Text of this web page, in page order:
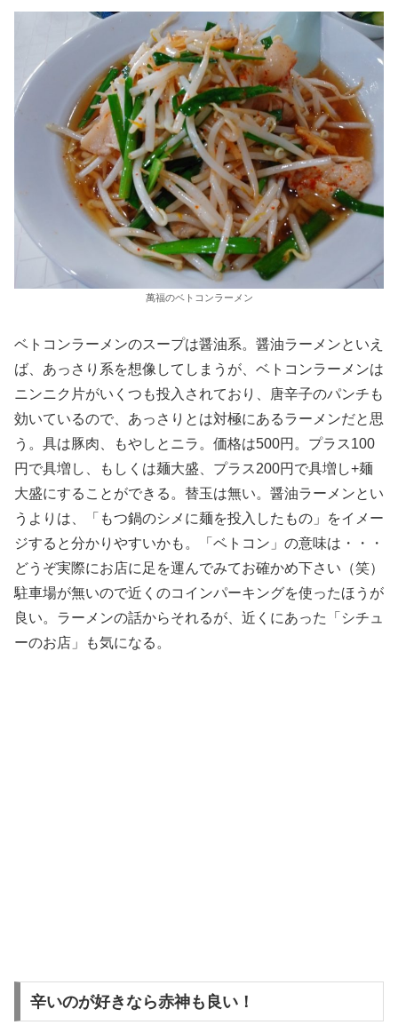
萬福のベトコンラーメン
ベトコンラーメンのスープは醤油系。醤油ラーメンといえ
ば、あっさり系を想像してしまうが、ベトコンラーメンは
ニンニク片がいくつも投入されており、唐辛子のパンチも
効いているので、あっさりとは対極にあるラーメンだと思
う。具は豚肉、もやしとニラ。価格は500円。プラス100
円で具増し、もしくは麺大盛、プラス200円で具増し+麺
大盛にすることができる。替玉は無い。醤油ラーメンとい
うよりは、「もつ鍋のシメに麺を投入したもの」をイメー
ジすると分かりやすいかも。「ベトコン」の意味は・・・
どうぞ実際にお店に足を運んでみてお確かめ下さい（笑）
駐車場が無いので近くのコインパーキングを使ったほうが
良い。ラーメンの話からそれるが、近くにあった「シチュ
ーのお店」も気になる。
辛いのが好きなら赤神も良い！